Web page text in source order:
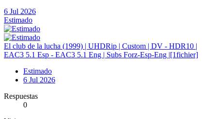
6 Jul 2026
Estimado
El club de la lucha (1999) | UHDRip | Custom | DV - HDR10 |
EAC3 5.1 Esp - EAC3 5.1 Eng | Subs Forz-Esp-Eng |[1fichier]
Estimado
6 Jul 2026
Respuestas
0